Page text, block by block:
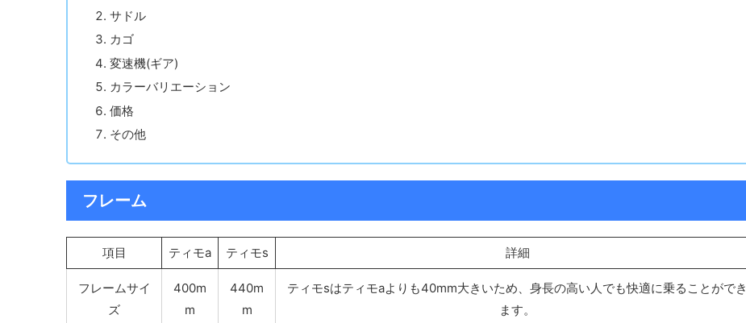
サドル
カゴ
変速機(ギア)
カラーバリエーション
価格
その他
フレーム
項目 ティモa ティモs 詳細
フレームサイ
ズ
400m
m
440m
m
ティモsはティモaよりも40mm大きいため、身長の高い人でも快適に乗ることができ
ます。